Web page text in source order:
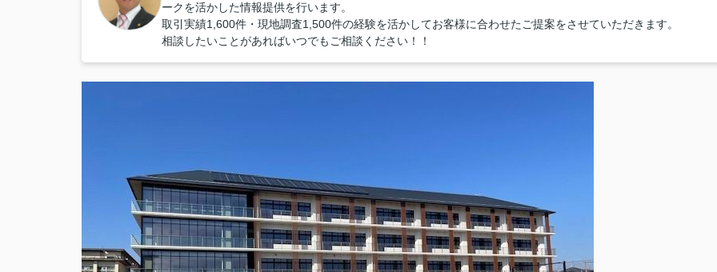
ークを活かした情報提供を行います。
取引実績1,600件・現地調査1,500件の経験を活かしてお客様に合わせたご提案をさせていただきます。
相談したいことがあればいつでもご相談ください！！